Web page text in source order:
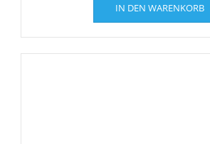
IN DEN WARENKORB